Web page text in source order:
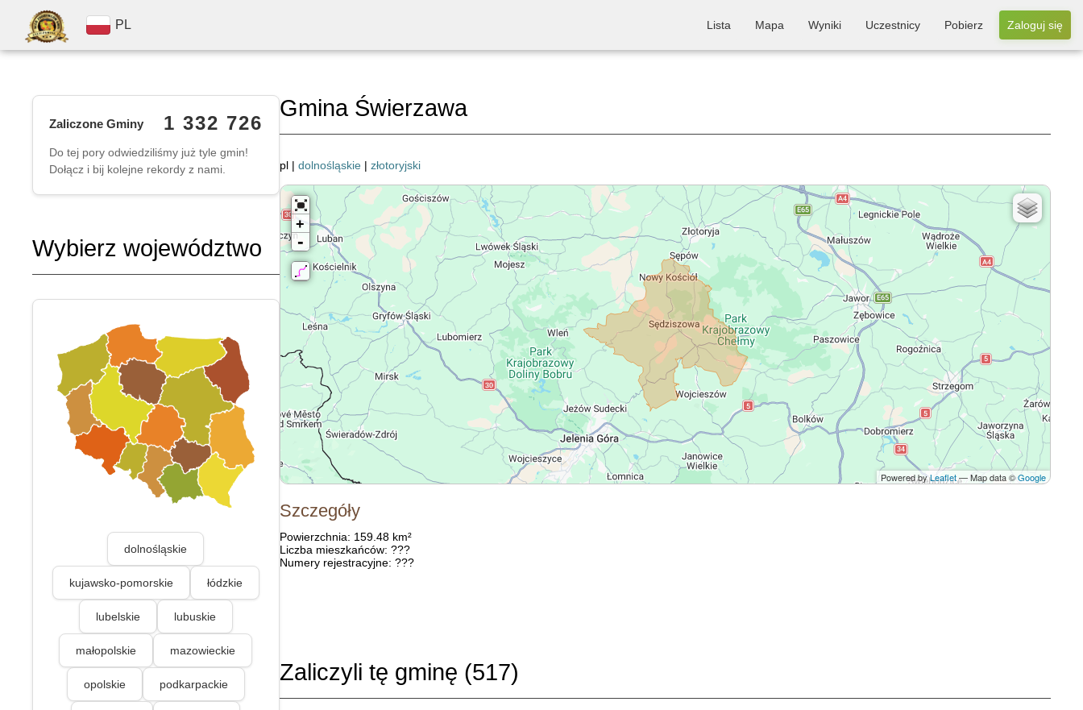
PL Lista Mapa Wyniki Uczestnicy Pobierz Zaloguj się
Zaliczone Gminy 1 332 726
Do tej pory odwiedziliśmy już tyle gmin!
Dołącz i bij kolejne rekordy z nami.
Wybierz województwo
dolnośląskie
kujawsko-pomorskie łódzkie
lubelskie lubuskie
małopolskie mazowieckie
opolskie podkarpackie
Gmina Świerzawa
pl | dolnośląskie| złotoryjski
+
-
Powered byLeaflet— Map data ©Google
Szczegóły
Powierzchnia: 159.48 km²
Liczba mieszkańców: ???
Numery rejestracyjne: ???
Zaliczyli tę gminę (517)